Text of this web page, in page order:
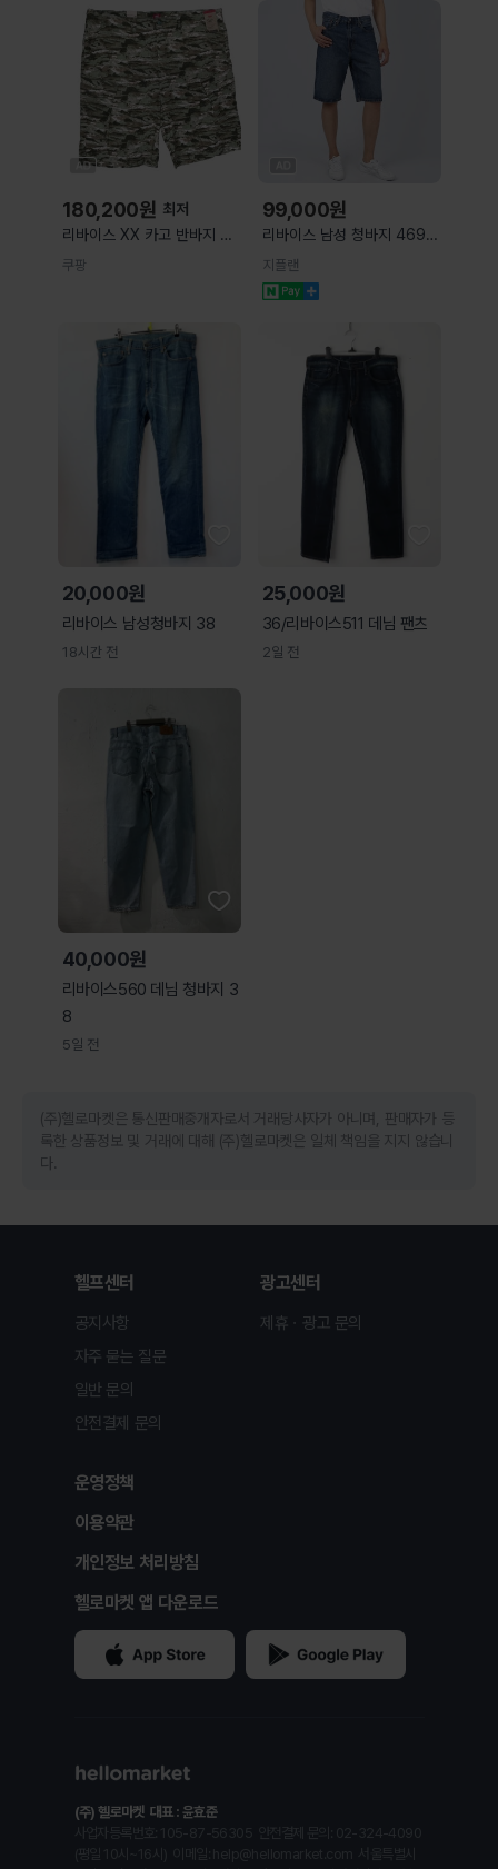
180,200원 최저
리바이스 XX 카고 반바지 남
성 44 사이즈 우드랜드 카모
쿠팡
99,000원
리바이스 남성 청바지 469
루즈 쇼츠 다크블루
394340141
지플랜
20,000원
리바이스 남성청바지 38
18시간 전
25,000원
36/리바이스511 데님 팬츠
2일 전
40,000원
리바이스560 데님 청바지 3
8
5일 전
(주)헬로마켓은 통신판매중개자로서 거래당사자가 아니며, 판매자가 등
록한 상품정보 및 거래에 대해 (주)헬로마켓은 일체 책임을 지지 않습니
다.
헬프센터
공지사항
자주 묻는 질문
일반 문의
안전결제 문의
광고센터
제휴ㆍ광고 문의
운영정책
이용약관
개인정보 처리방침
헬로마켓 앱 다운로드
(주) 헬로마켓 대표 : 윤효준